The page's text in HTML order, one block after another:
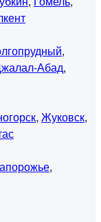
,
Абад,
, Жуковск,
,